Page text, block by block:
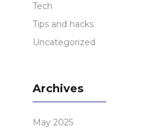
Tech
Tips and hacks
Uncategorized
Archives
May 2025